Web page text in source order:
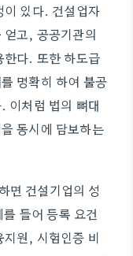
이 있다. 건설업자
고, 공공기관의
한다. 또한 하도급
명확히 하여 불공
이처럼 법의 뼈대
동시에 담보하는
면 건설기업의 성
들어 등록 요건
원, 시험인증 비